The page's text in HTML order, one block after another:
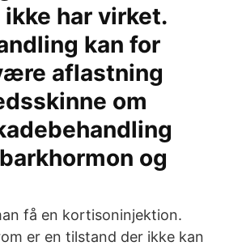
har virket.
kan for
aflastning
om
og
få en kortisoninjektion.
er en tilstand der ikke kan